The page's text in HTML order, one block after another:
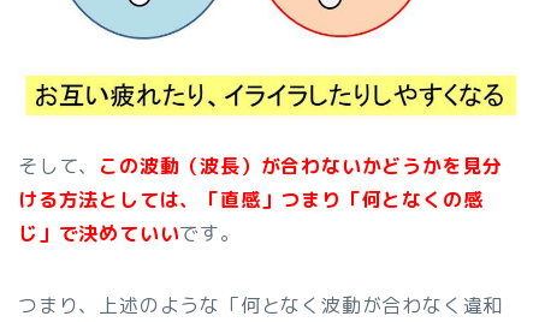
そして、 この波動（波長）が合わないかどうかを見分
ける方法としては、「直感」つまり「何となくの感
じ」で決めていいです。
つまり、上述のような「何となく波動が合わなく違和